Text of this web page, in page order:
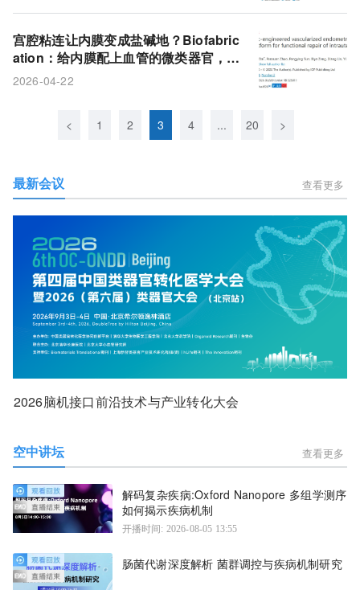
宫腔粘连让内膜变成盐碱地？Biofabric
ation：给内膜配上血管的微类器官，重
新长好还能怀上娃
2026-04-22
< 1 2 3 4 ... 20 >
最新会议 查看更多
2026脑机接口前沿技术与产业转化大会
空中讲坛 查看更多
解码复杂疾病:Oxford Nanopore 多组学测序
如何揭示疾病机制
开播时间: 2026-08-05 13:55
肠菌代谢深度解析 菌群调控与疾病机制研究